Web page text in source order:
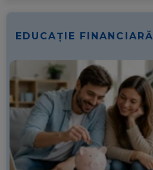
EDUCAȚIE FINANCIARĂ